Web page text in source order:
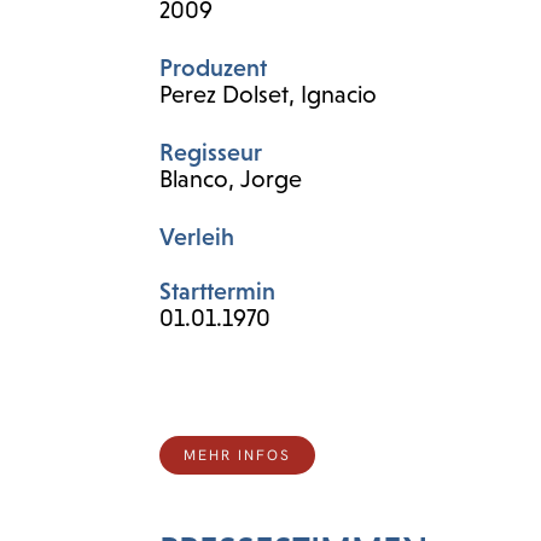
2009
Produzent
Perez Dolset, Ignacio
Regisseur
Blanco, Jorge
Verleih
Starttermin
01.01.1970
MEHR INFOS